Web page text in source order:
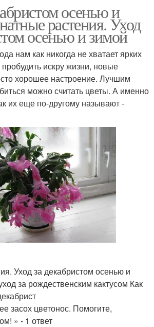
осенью и
растения. Уход
осенью и зимой
нам как никогда не хватает ярких
искру жизни, новые
хорошее настроение. Лучшим
можно считать цветы. А именно
их еще по-другому называют -
Уход за декабристом осенью и
за рождественским кактусом Как
засох цветонос. Помогите,
» - 1 ответ